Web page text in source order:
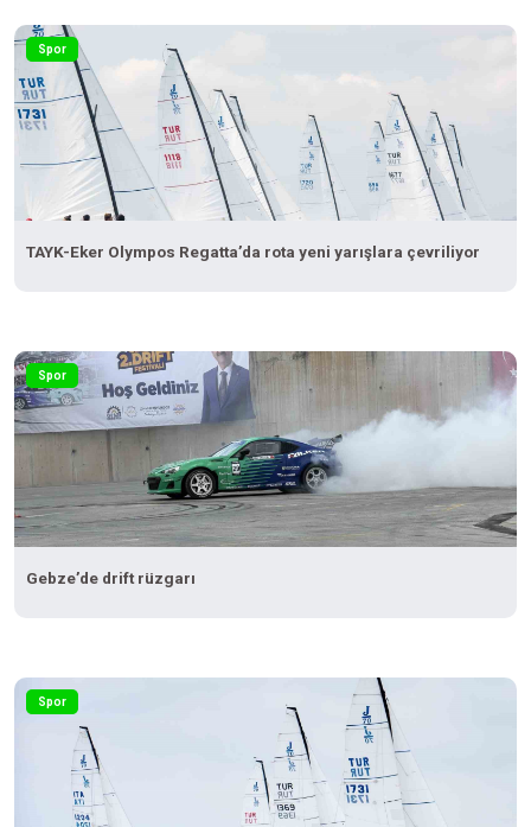
Spor
TAYK-Eker Olympos Regatta’da rota yeni yarışlara çevriliyor
Spor
Gebze’de drift rüzgarı
Spor